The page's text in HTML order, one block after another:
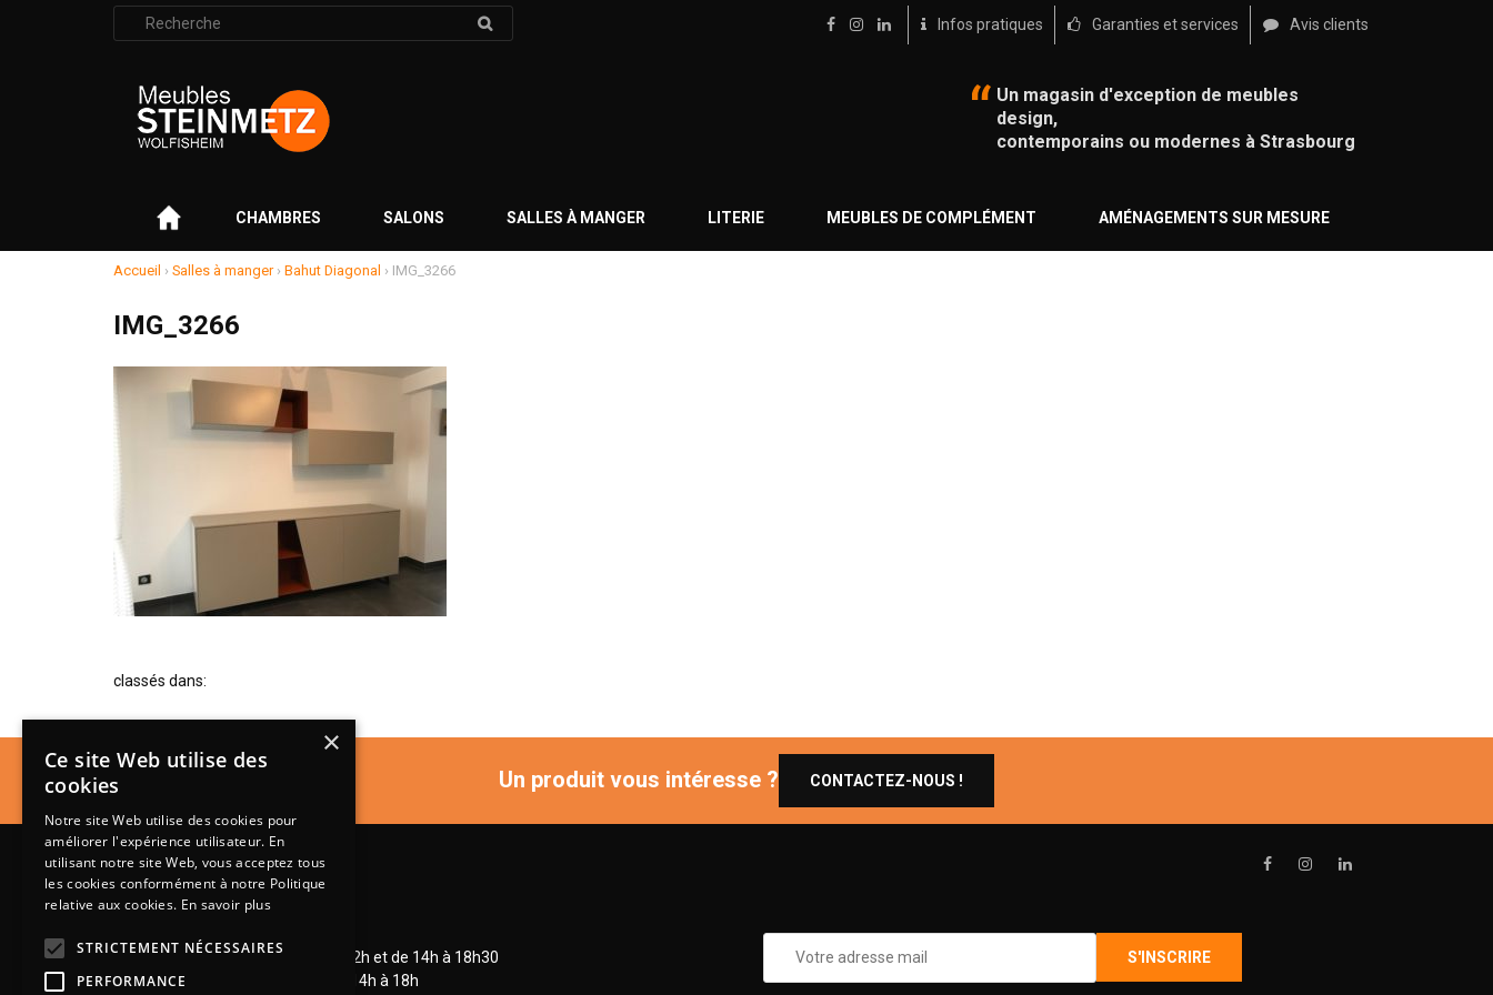
Rechercher
:
Infos pratiques Garanties et services Avis clients
Un magasin d'exception de meubles
design,
contemporains ou modernes à Strasbourg
CHAMBRES SALONS SALLES À MANGER LITERIE MEUBLES DE COMPLÉMENT AMÉNAGEMENTS SUR MESURE
Accueil › Salles à manger› Bahut Diagonal › IMG_3266
IMG_3266
classés dans:
Un produit vous intéresse ? CONTACTEZ-NOUS !
Mardi à vendredi de 9h à 12h et de 14h à 18h30
Samedi de 9h à 12h et de 14h à 18h
×
Ce site Web utilise des
cookies
Notre site Web utilise des cookies pour
améliorer l'expérience utilisateur. En
utilisant notre site Web, vous acceptez tous
les cookies conformément à notre Politique
relative aux cookies. En savoir plus
STRICTEMENT NÉCESSAIRES
PERFORMANCE